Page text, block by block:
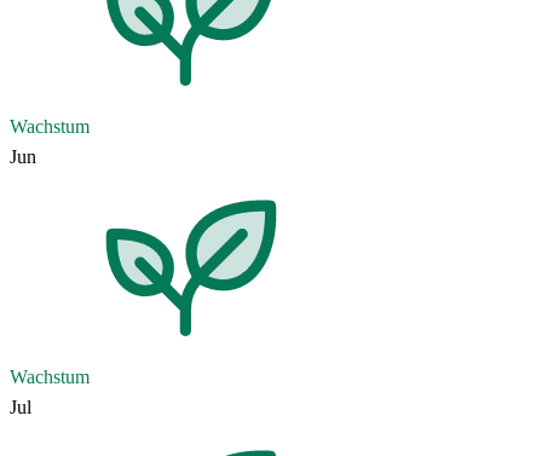
Wachstum
Jun
Wachstum
Jul